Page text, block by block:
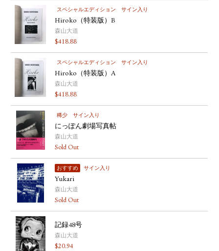
スペシャルエディション サイン入り
Hiroko（特装版）B
森山大道
$418.88
スペシャルエディション サイン入り
Hiroko（特装版）A
森山大道
$418.88
稀少 サイン入り
にっぽん劇場写真帖
森山大道
Sold Out
おすすめ サイン入り
Yukari
森山大道
Sold Out
記録48号
森山大道
$20.94